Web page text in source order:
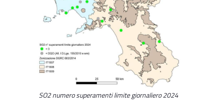
SO2 numero superamenti limite giornaliero 2024